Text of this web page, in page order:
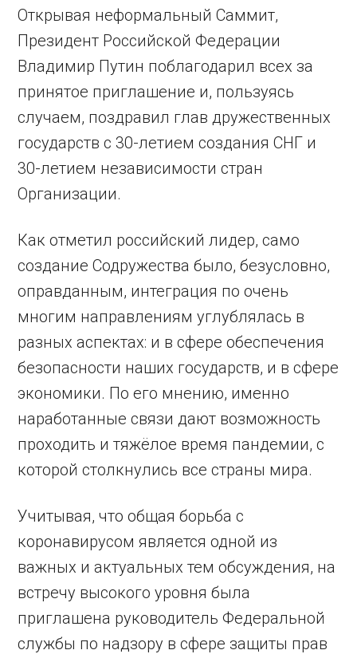
Открывая неформальный Саммит,
Президент Российской Федерации
Владимир Путин поблагодарил всех за
принятое приглашение и, пользуясь
случаем, поздравил глав дружественных
государств с 30-летием создания СНГ и
30-летием независимости стран
Организации.
Как отметил российский лидер, само
создание Содружества было, безусловно,
оправданным, интеграция по очень
многим направлениям углублялась в
разных аспектах: и в сфере обеспечения
безопасности наших государств, и в сфере
экономики. По его мнению, именно
наработанные связи дают возможность
проходить и тяжёлое время пандемии, с
которой столкнулись все страны мира.
Учитывая, что общая борьба с
коронавирусом является одной из
важных и актуальных тем обсуждения, на
встречу высокого уровня была
приглашена руководитель Федеральной
службы по надзору в сфере защиты прав